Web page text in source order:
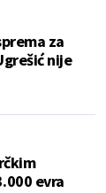
za
nije
evra